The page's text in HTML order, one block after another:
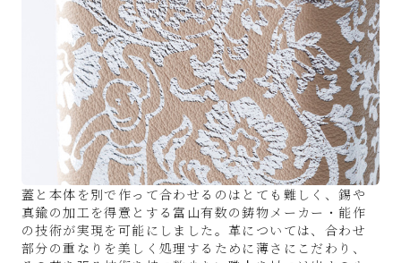
蓋と本体を別で作って合わせるのはとても難しく、錫や
真鍮の加工を得意とする富山有数の鋳物メーカー・能作
の技術が実現を可能にしました。革については、合わせ
部分の重なりを美しく処理するために薄さにこだわり、